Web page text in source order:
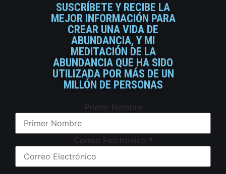
SUSCRÍBETE Y RECIBE LA
MEJOR INFORMACIÓN PARA
CREAR UNA VIDA DE
ABUNDANCIA, Y MI
MEDITACIÓN DE LA
ABUNDANCIA QUE HA SIDO
UTILIZADA POR MÁS DE UN
MILLÓN DE PERSONAS
Primer Nombre
Correo Electrónico *